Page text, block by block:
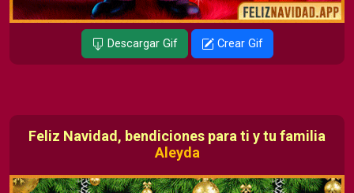
Descargar Gif Crear Gif
Feliz Navidad, bendiciones para ti y tu familia
Aleyda